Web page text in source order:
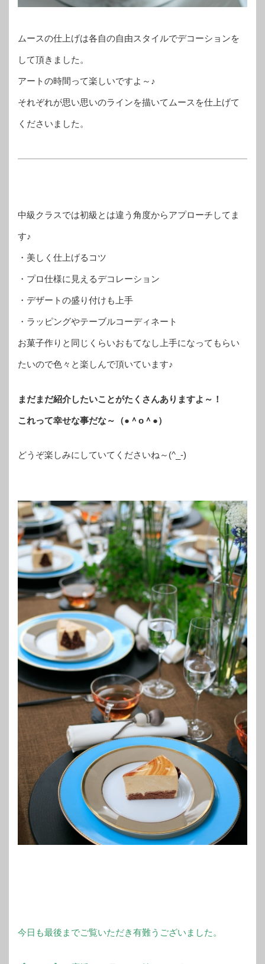
ムースの仕上げは各自の自由スタイルでデコーションを
して頂きました。
アートの時間って楽しいですよ～♪
それぞれが思い思いのラインを描いてムースを仕上げて
くださいました。
中級クラスでは初級とは違う角度からアプローチしてま
す♪
・美しく仕上げるコツ
・プロ仕様に見えるデコレーション
・デザートの盛り付けも上手
・ラッピングやテーブルコーディネート
お菓子作りと同じくらいおもてなし上手になってもらい
たいので色々と楽しんで頂いています♪
まだまだ紹介したいことがたくさんありますよ～！
これって幸せな事だな～（●＾o＾●）
どうぞ楽しみにしていてくださいね～(^_-)
今日も最後までご覧いただき有難うございました。